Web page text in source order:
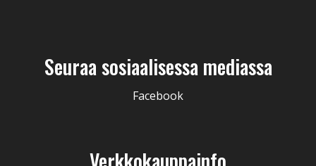
Seuraa sosiaalisessa mediassa
Facebook